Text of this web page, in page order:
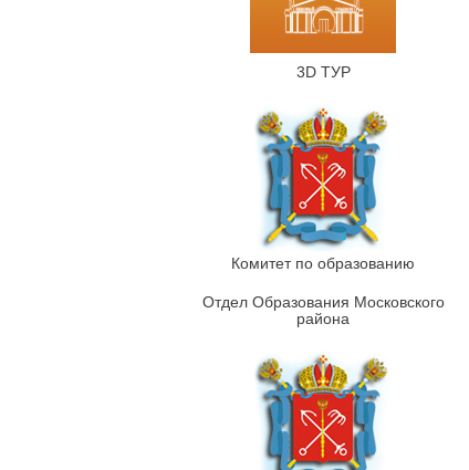
3D ТУР
Комитет по образованию
Отдел Образования Московского
района